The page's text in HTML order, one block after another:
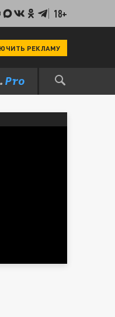
18+
РЕКЛАМУ